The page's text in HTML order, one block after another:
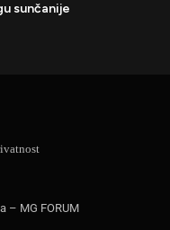
sunčanije
– MG FORUM